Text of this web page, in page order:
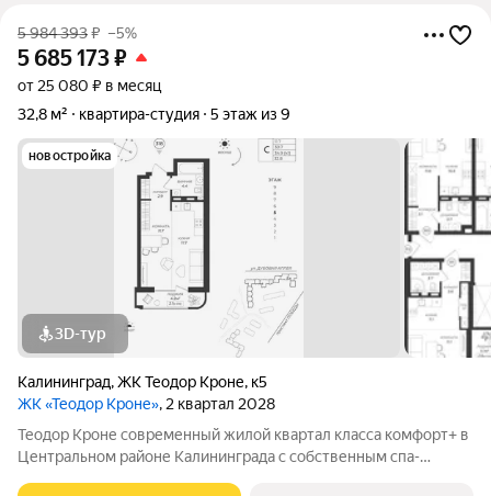
5 984 393₽ –5%
5 685 173₽
от 25 080 ₽ в месяц
32,8 м²
квартира-студия 5 этаж из 9
новостройка
3D-тур
Калининград,ЖК Теодор Кроне, к5
ЖК «Теодор Кроне», 2 квартал 2028
Теодор Кроне современный жилой квартал класса комфорт+ в
Центральном районе Калининграда с собственным спа-